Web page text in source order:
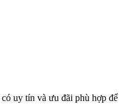
uy tín và ưu đãi phù hợp để